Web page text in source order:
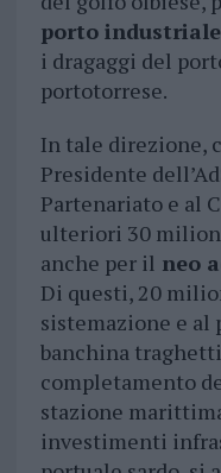
porto
i dragaggi del
portotorrese.
In tale direzione,
Presidente
Partenariato e al
ulteriori 30
anche per il neo
Di questi, 20
sistemazione e
banchina
completamento
stazione
investimenti